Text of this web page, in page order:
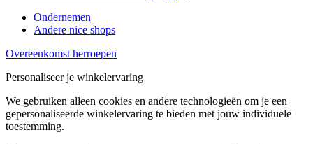
Ondernemen
Andere nice shops
Overeenkomst herroepen
Personaliseer je winkelervaring
We gebruiken alleen cookies en andere technologieën om je een
gepersonaliseerde winkelervaring te bieden met jouw individuele
toestemming.